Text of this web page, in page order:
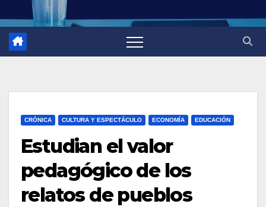
CRÓNICA CULTURA Y ESPECTÁCULO ECONOMÍA EDUCACIÓN
Estudian el valor
pedagógico de los
relatos de pueblos